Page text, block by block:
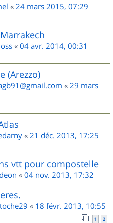
« 24 mars 2015, 07:29
« 04 avr. 2014, 00:31
(Arezzo)
« 29 mars
« 21 déc. 2013, 17:25
vtt pour compostelle
« 04 nov. 2013, 17:32
« 18 févr. 2013, 10:55
1 2